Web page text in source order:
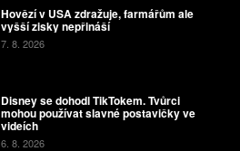
Hovězí v USA zdražuje, farmářům ale
vyšší zisky nepřináší
7. 8. 2026
Disney se dohodl TikTokem. Tvůrci
mohou používat slavné postavičky ve
videích
6. 8. 2026